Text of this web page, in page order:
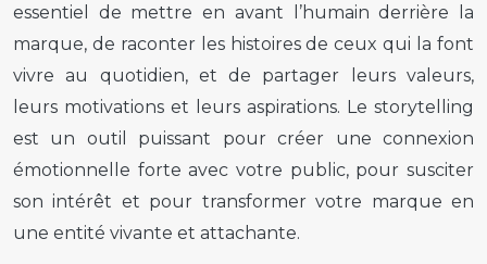
essentiel de mettre en avant l’humain derrière la
marque, de raconter les histoires de ceux qui la font
vivre au quotidien, et de partager leurs valeurs,
leurs motivations et leurs aspirations. Le storytelling
est un outil puissant pour créer une connexion
émotionnelle forte avec votre public, pour susciter
son intérêt et pour transformer votre marque en
une entité vivante et attachante.